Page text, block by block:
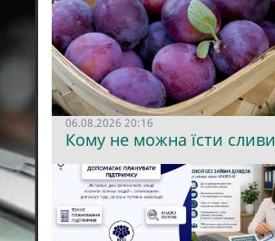
06.08.2026 20:16
Кому не можна їсти сливи